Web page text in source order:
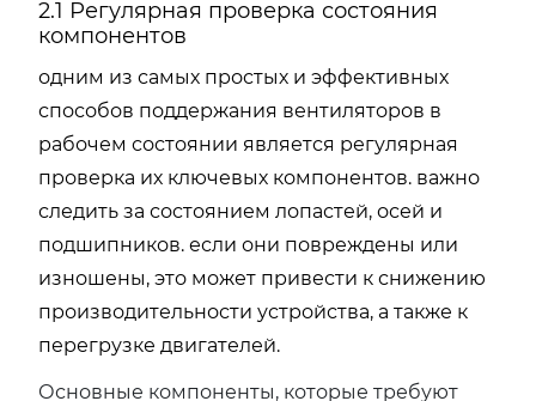
2.1 Регулярная проверка состояния
компонентов
одним из самых простых и эффективных
способов поддержания вентиляторов в
рабочем состоянии является регулярная
проверка их ключевых компонентов. важно
следить за состоянием лопастей, осей и
подшипников. если они повреждены или
изношены, это может привести к снижению
производительности устройства, а также к
перегрузке двигателей.
Основные компоненты, которые требуют